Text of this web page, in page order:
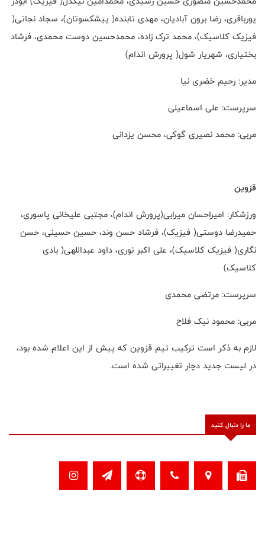
پورباقری، رضا برون آبادیان، مهدی تابنده( پیشکسوتان)، سجاد نجاتی(
فیزیک کلاسیک)، محمد ترک زاده، محمدحسین دوست محمدی، فرشاد
بختیاری، شهریار شول( پرورش اندام)
مدیر: رحیم خضری نیا
سرپرست: علی اسماعیلی
مربی: محمد نصیری گوکی، محسن یزدانی
قزوین
ورزشکار: امیراحسان میرابی(پرورش اندام)، مجتبی علیخانی پاسوری،
حمیدرضا دوستی( فیزیک)، فرشاد حسن وند، حسین حسینی، حسن
نگاری( فیزیک کلاسیک)، علی اکبر نوری، داود عبداللهی( بادی
کلاسیک)
سرپرست: مرتضی محمدی
مربی: محمود نیک فلاح
لازم به ذکر است ترکیب تیم قزوین که پیش از این اعلام شده بود،
در لیست جدید دچار تغییراتی شده است.
ما را دنبال کنید